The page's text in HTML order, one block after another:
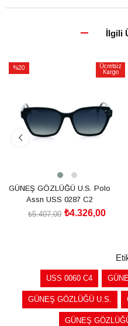
İlgili
%20
Ücretsiz
Kargo
GÜNEŞ GÖZLÜĞÜ U.S. Polo
Assn USS 0287 C2
₺4.326,00
₺5.407,00
USS 0060 C4
GÜNEŞ GÖZLÜĞÜ U.S.
GÜNEŞ